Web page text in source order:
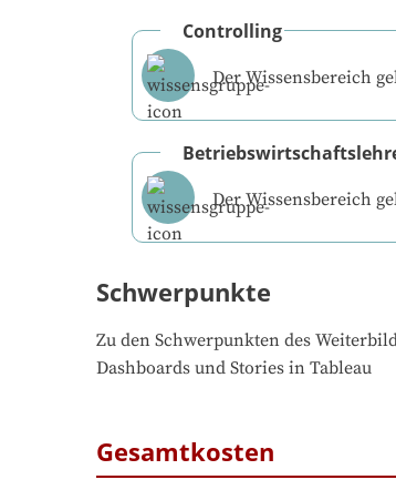
Controlling
Der Wissensbereich
Der Wissensbereich
Schwerpunkte
Zu den Schwerpunkten des
Dashboards und Stories in Tableau
Gesamtkosten